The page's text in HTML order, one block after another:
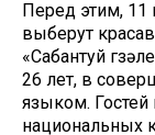
Перед этим, 11
выберут
«Сабантуй
26 лет, в
языком.
национальных